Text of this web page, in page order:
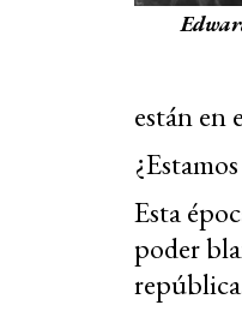
están en
Esta
poder